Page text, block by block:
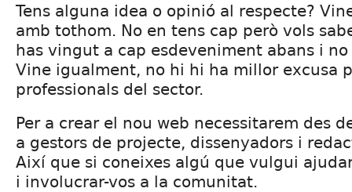
Tens alguna idea o opinió al respecte?
amb tothom. No en tens cap però vols
has vingut a cap esdeveniment abans i
Vine igualment, no hi hi ha millor excusa
professionals del sector.
Per a crear el nou web necessitarem des
a gestors de projecte, dissenyadors i
Així que si coneixes algú que vulgui
i involucrar-vos a la comunitat.